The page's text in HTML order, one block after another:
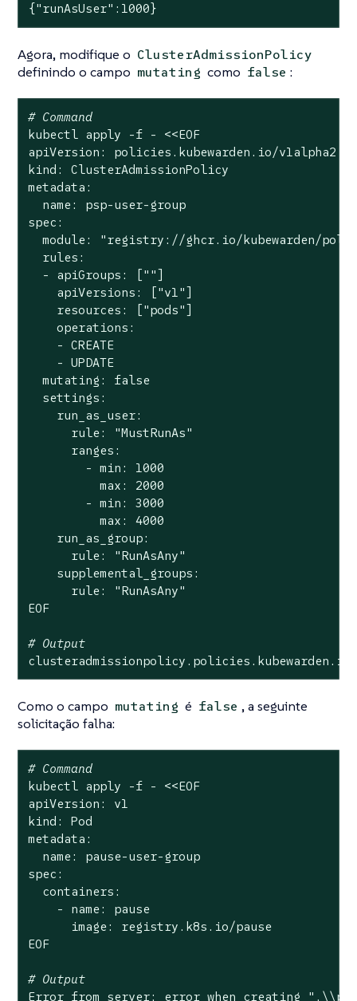
{"runAsUser" :1000}
Agora, modifique o ClusterAdmissionPolicy
definindo o campo mutating como false :
# Command
kubectl apply -f - <<EOF
apiVersion: policies.kubewarden.io/v1alpha2
kind: ClusterAdmissionPolicy
metadata:
  name: psp-user-group
spec:
  module:
"registry://ghcr.io/kubewarden/
  rules:
  - apiGroups: [
""]
    apiVersions: [
"v1"]
    resources: [
"pods"]
    operations:
    - CREATE
    - UPDATE
  mutating:
false
  settings:
    run_as_user:
      rule:
"MustRunAs"
      ranges:
        - min: 1000
          max: 2000
        - min: 3000
          max: 4000
    run_as_group:
      rule:
"RunAsAny"
    supplemental_groups:
      rule:
"RunAsAny"
EOF
# Output
Como o campo mutating é false , a seguinte
solicitação falha:
# Command
kubectl apply -f - <<EOF
apiVersion: v1
kind: Pod
metadata:
  name: pause-user-group
spec:
  containers:
    - name: pause
      image: registry.k8s.io/pause
EOF
# Output
Error from server: error when creating